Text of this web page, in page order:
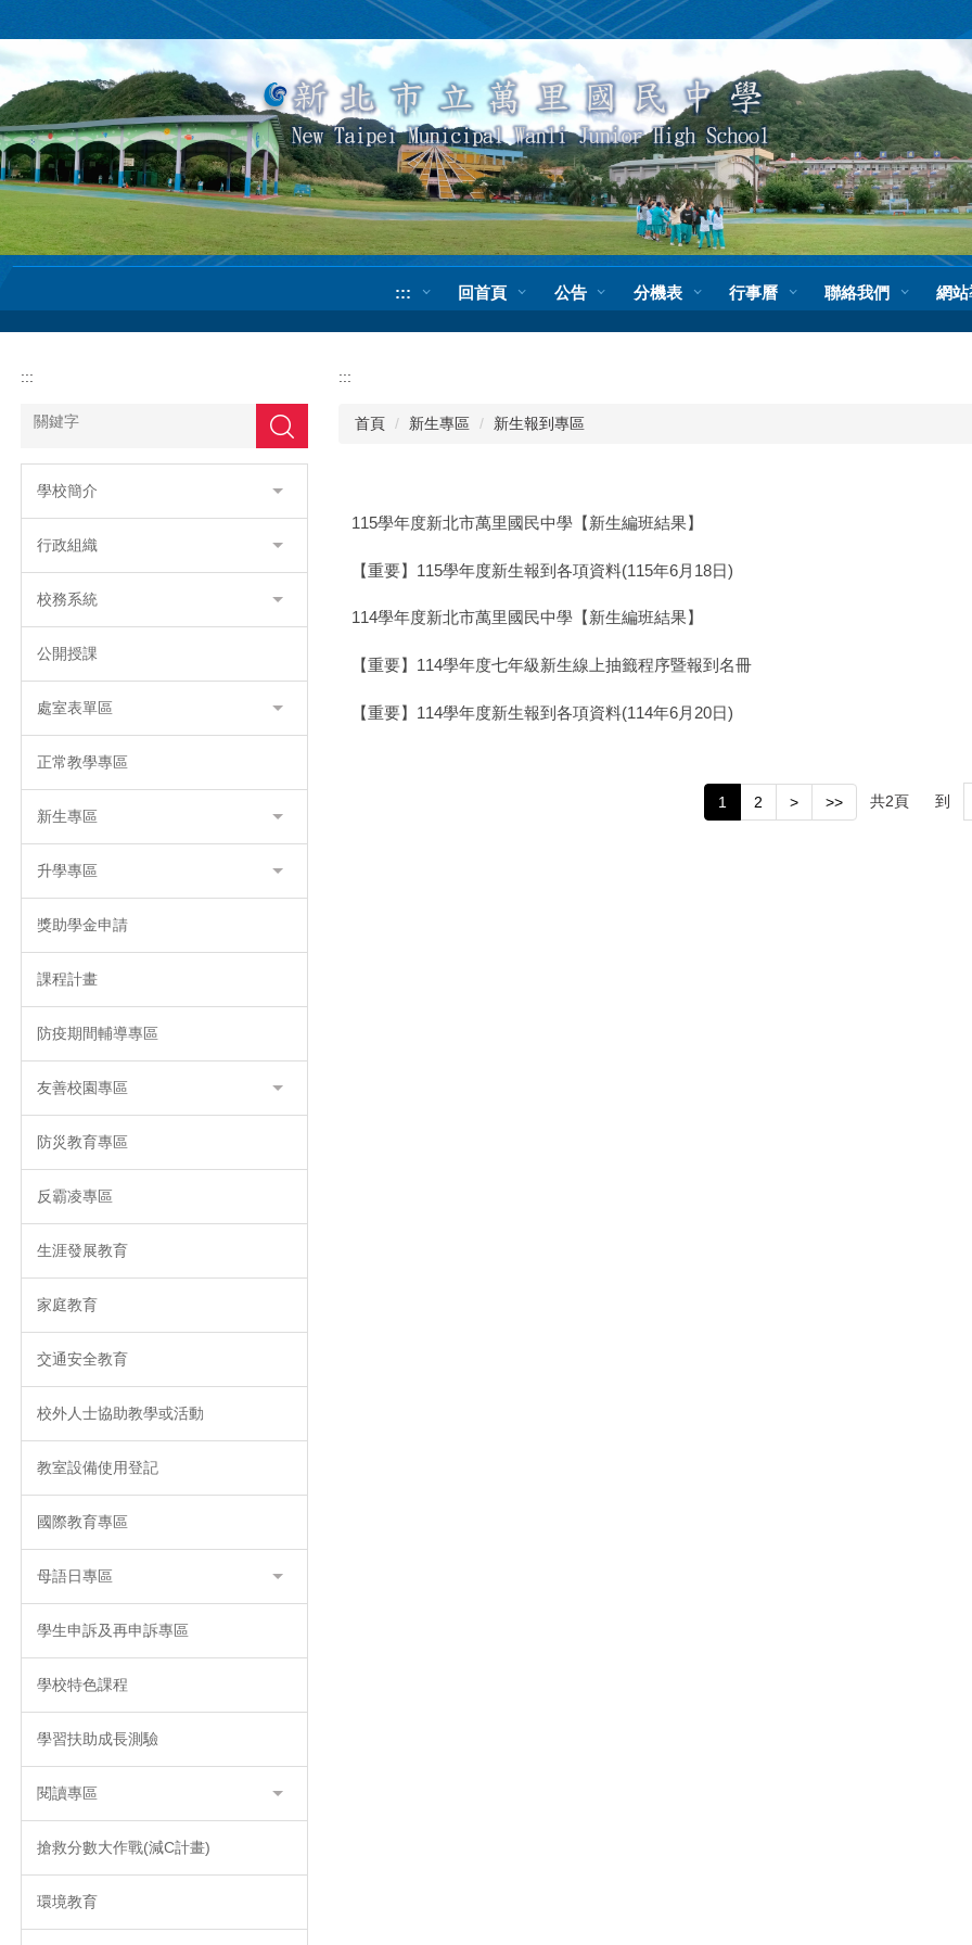
到
內
容
區
::: 回首頁 公告 分機表 行事曆 聯絡我們 網
:::
搜尋
學校簡介
行政組織
校務系統
公開授課
處室表單區
正常教學專區
新生專區
升學專區
獎助學金申請
課程計畫
防疫期間輔導專區
友善校園專區
防災教育專區
反霸凌專區
生涯發展教育
家庭教育
交通安全教育
校外人士協助教學或活動
教室設備使用登記
國際教育專區
母語日專區
學生申訴及再申訴專區
學校特色課程
學習扶助成長測驗
閱讀專區
搶救分數大作戰(減C計畫)
環境教育
:::
首頁 新生專區 新生報到專區
115學年度新北市萬里國民中學【新生編班結果】
【重要】115學年度新生報到各項資料(115年6月18日)
114學年度新北市萬里國民中學【新生編班結果】
【重要】114學年度七年級新生線上抽籤程序暨報到名冊
【重要】114學年度新生報到各項資料(114年6月20日)
1 2 > >> 共2頁 到